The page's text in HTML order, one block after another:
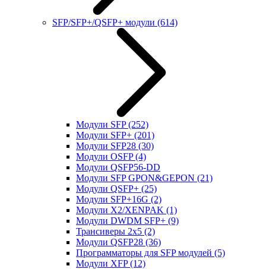
SFP/SFP+/QSFP+ модули (614)
Модули SFP(252)
Модули SFP+ (201)
Модули SFP28 (30)
Модули OSFP(4)
Модули QSFP56-DD
Модули SFP GPON&GEPON (21)
Модули QSFP+ (25)
Модули SFP+16G (2)
Модули X2/XENPAK (1)
Модули DWDM SFP+ (9)
Трансиверы 2x5 (2)
Модули QSFP28 (36)
Программаторы для SFP модулей (5)
Модули XFP(12)